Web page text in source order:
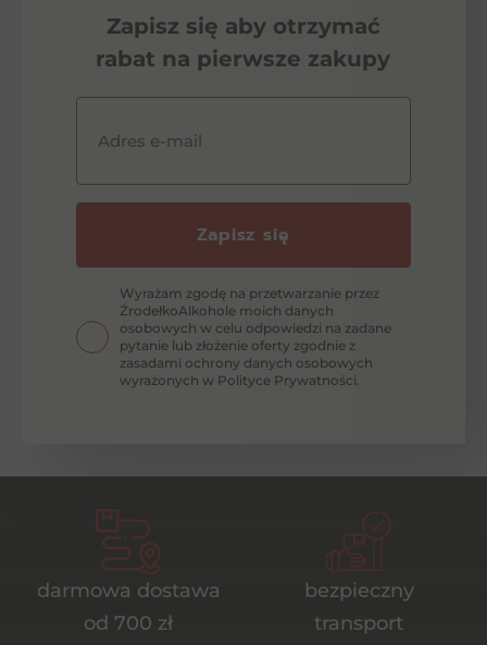
Zapisz się aby otrzymać
rabat na pierwsze zakupy
Adres e-mail
Zapisz się
Wyrażam zgodę na przetwarzanie przez
ŹrodełkoAlkohole moich danych
osobowych w celu odpowiedzi na zadane
pytanie lub złożenie oferty zgodnie z
zasadami ochrony danych osobowych
wyrażonych w Polityce Prywatności.
darmowa dostawa
od 700 zł
bezpieczny
transport